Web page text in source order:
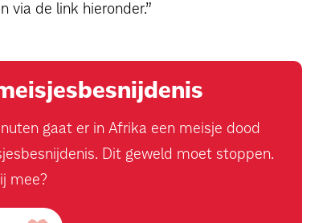
via de link hieronder.”
gaat er in Afrika een meisje dood
Dit geweld moet stoppen.
mee?